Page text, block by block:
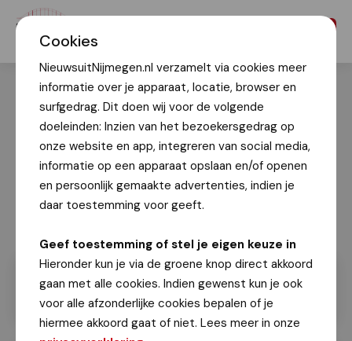
Cookies
NieuwsuitNijmegen.nl verzamelt via cookies meer
informatie over je apparaat, locatie, browser en
surfgedrag. Dit doen wij voor de volgende
doeleinden: Inzien van het bezoekersgedrag op
onze website en app, integreren van social media,
informatie op een apparaat opslaan en/of openen
en persoonlijk gemaakte advertenties, indien je
daar toestemming voor geeft.
Geef toestemming of stel je eigen keuze in
Hieronder kun je via de groene knop direct akkoord
gaan met alle cookies. Indien gewenst kun je ook
voor alle afzonderlijke cookies bepalen of je
hiermee akkoord gaat of niet. Lees meer in onze